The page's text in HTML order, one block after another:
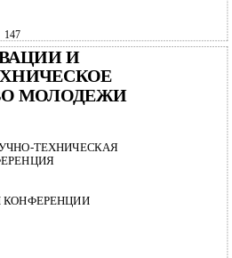
147
И
МОЛОДЕЖИ
ТЕХНИЧЕСКАЯ
КОНФЕРЕНЦИИ